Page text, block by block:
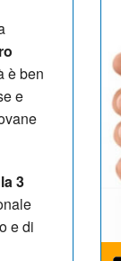
è ben
e
3
e di